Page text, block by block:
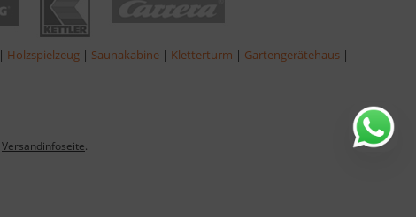
| Holzspielzeug | Saunakabine | Kletterturm | Gartengerätehaus |
Versandinfoseite.